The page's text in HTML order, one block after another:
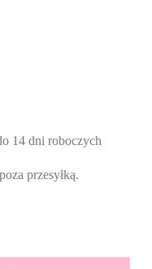
14 dni roboczych
przesyłką.